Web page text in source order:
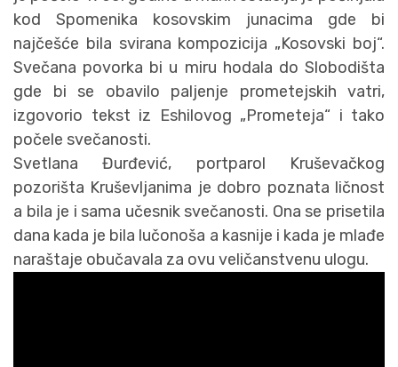
kod Spomenika kosovskim junacima gde bi
najčešće bila svirana kompozicija „Kosovski boj“.
Svečana povorka bi u miru hodala do Slobodišta
gde bi se obavilo paljenje prometejskih vatri,
izgovorio tekst iz Eshilovog „Prometeja“ i tako
počele svečanosti.
Svetlana Đurđević, portparol Kruševačkog
pozorišta Kruševljanima je dobro poznata ličnost
a bila je i sama učesnik svečanosti. Ona se prisetila
dana kada je bila lučonoša a kasnije i kada je mlađe
naraštaje obučavala za ovu veličanstvenu ulogu.